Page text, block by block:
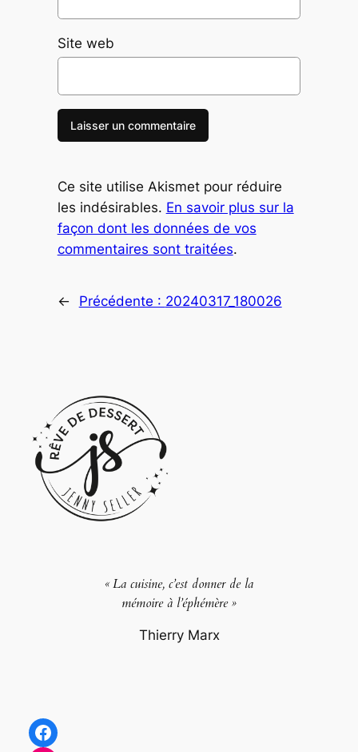
Site web
Ce site utilise Akismet pour réduire
les indésirables. En savoir plus sur la
façon dont les données de vos
commentaires sont traitées.
← Précédente : 20240317_180026
« La cuisine, c’est donner de la
mémoire à l’éphémère »
Thierry Marx
Facebook